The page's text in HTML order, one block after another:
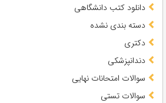
دانلود کتب دانشگاهی
دسته بندی نشده
دکتری
دندانپزشکی
سوالات امتحانات نهایی
سوالات تستی